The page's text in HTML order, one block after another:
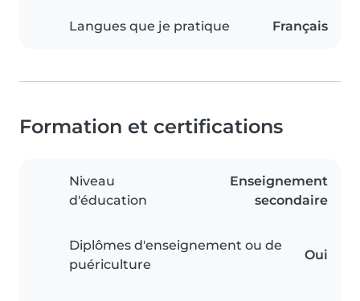
Langues que je pratique Français
Formation et certifications
Niveau
d'éducation
Enseignement
secondaire
Diplômes d'enseignement ou de
puériculture
Oui